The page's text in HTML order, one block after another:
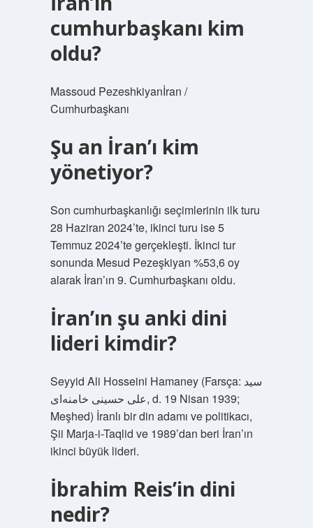
cumhurbaşkanı kim
oldu?
Massoud Pezeshkiyanİran /
Cumhurbaşkanı
Şu an İran’ı kim
yönetiyor?
Son cumhurbaşkanlığı seçimlerinin ilk turu
28 Haziran 2024’te, ikinci turu ise 5
Temmuz 2024’te gerçekleşti. İkinci tur
sonunda Mesud Pezeşkiyan %53,6 oy
alarak İran’ın 9. Cumhurbaşkanı oldu.
İran’ın şu anki dini
lideri kimdir?
Seyyid Ali Hosseini Hamaney (Farsça: سید
علی حسینی خامنه‌ای‎, d. 19 Nisan 1939;
Meşhed) İranlı bir din adamı ve politikacı,
Şii Marja-i-Taqlid ve 1989’dan beri İran’ın
ikinci büyük lideri.
İbrahim Reis’in dini
nedir?